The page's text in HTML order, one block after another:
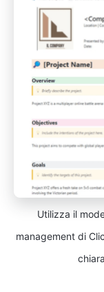
Utilizza il
management di